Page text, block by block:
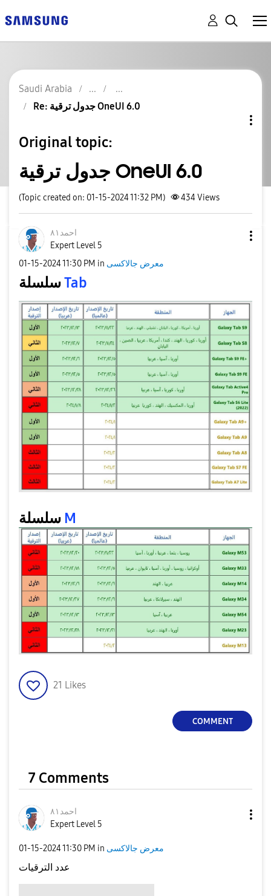
Saudi Arabia
Re: جدول ترقية OneUI 6.0
Original topic:
جدول ترقية OneUI 6.0
(Topic created on: 01-15-2024 11:32 PM) 434Views
احمد٨١
Expert Level 5
‎01-15-202411:30 PM in معرض جالاكسى
Tab
M
21 Likes
COMMENT
7 Comments
احمد٨١
Expert Level 5
‎01-15-202411:30 PM in معرض جالاكسى
عدد الترقيات